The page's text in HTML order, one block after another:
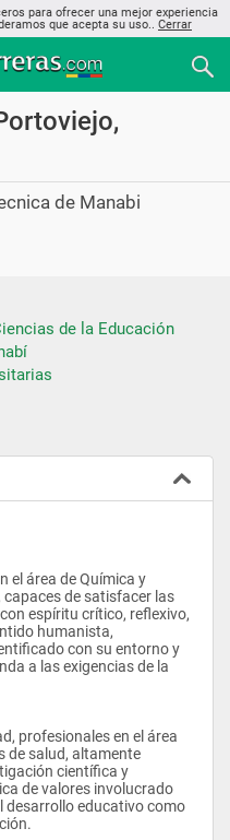
para ofrecer una mejor experiencia
que acepta su uso.. Cerrar
de Manabi
de la Educación
de satisfacer las
espíritu crítico, reflexivo,
humanista,
con su entorno y
a las exigencias de la
de salud, altamente
científica y
de valores involucrado
desarrollo educativo como